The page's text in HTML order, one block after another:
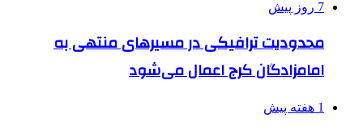
7 روز پیش
محدودیت ترافیکی در مسیرهای منتهی به
امامزادگان کرج اعمال می‌شود
1 هفته پیش